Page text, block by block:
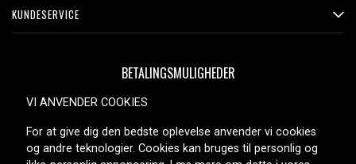
KUNDESERVICE
BETALINGSMULIGHEDER
LEVERINGSMULIGHEDER
VI ANVENDER COOKIES
For at give dig den bedste oplevelse anvender vi cookies
og andre teknologier. Cookies kan bruges til personlig og